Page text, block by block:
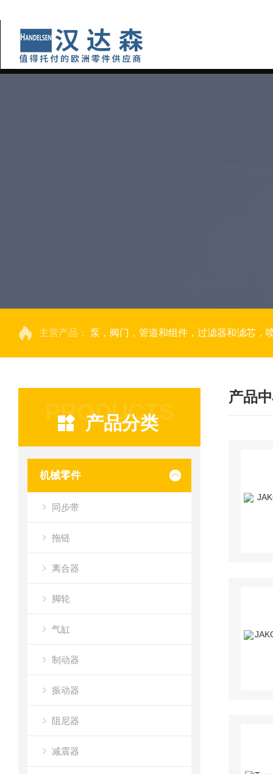
主营产品： 泵，阀门，管道和组件，过滤器和滤芯，
PRODUCTS
产品分类
机械零件
同步带
拖链
离合器
脚轮
气缸
制动器
振动器
阻尼器
减震器
产品